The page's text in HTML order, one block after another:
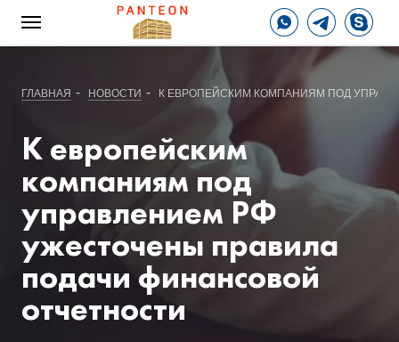
ГЛАВНАЯ - НОВОСТИ - К ЕВРОПЕЙСКИМ КОМПАНИЯМ ПОД
К европейским
компаниям под
управлением РФ
ужесточены правила
подачи финансовой
отчетности